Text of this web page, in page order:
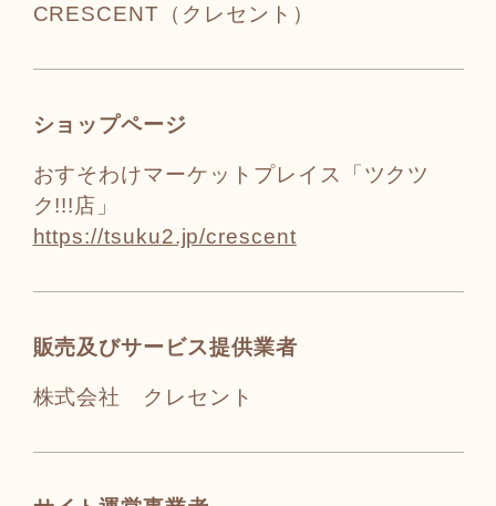
CRESCENT（クレセント）
ショップページ
おすそわけマーケットプレイス「ツクツ
ク!!!店」
https://tsuku2.jp/crescent
販売及びサービス提供業者
株式会社 クレセント